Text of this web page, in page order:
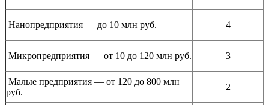
Нанопредприятия — до 10 млн руб. 4
Микропредприятия — от 10 до 120 млн руб. 3
Малые предприятия — от 120 до 800 млн
руб.
2